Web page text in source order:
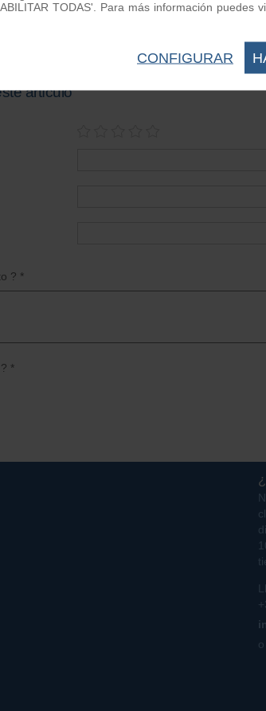
'60-'65, 150
artículo
? *
*
TODAS'. Para más información puedes
CONFIGURAR